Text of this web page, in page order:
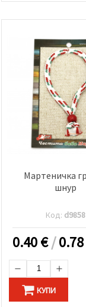
Мартеничка
шнур
Код: d9858
0.40€/
КУПИ